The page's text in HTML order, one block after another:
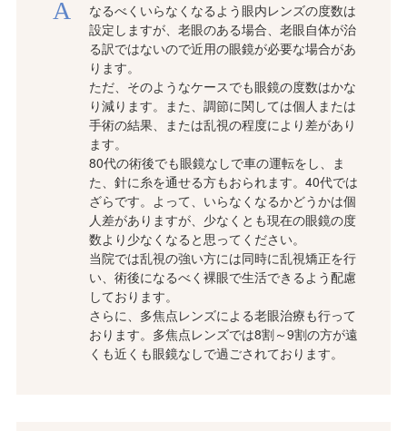
なるべくいらなくなるよう眼内レンズの度数は
設定しますが、老眼のある場合、老眼自体が治
る訳ではないので近用の眼鏡が必要な場合があ
ります。
ただ、そのようなケースでも眼鏡の度数はかな
り減ります。また、調節に関しては個人または
手術の結果、または乱視の程度により差があり
ます。
80代の術後でも眼鏡なしで車の運転をし、ま
た、針に糸を通せる方もおられます。40代では
ざらです。よって、いらなくなるかどうかは個
人差がありますが、少なくとも現在の眼鏡の度
数より少なくなると思ってください。
当院では乱視の強い方には同時に乱視矯正を行
い、術後になるべく裸眼で生活できるよう配慮
しております。
さらに、多焦点レンズによる老眼治療も行って
おります。多焦点レンズでは8割～9割の方が遠
くも近くも眼鏡なしで過ごされております。